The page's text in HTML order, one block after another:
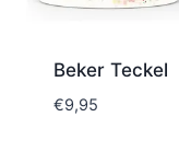
Beker Teckel
€9,95